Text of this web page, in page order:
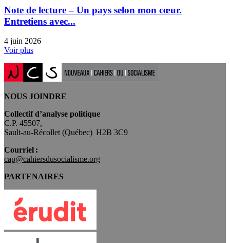
Note de lecture – Un pays selon mon cœur.
Entretiens avec...
4 juin 2026
Voir plus
NOUS JOINDRE
Collectif d’analyse politique
C.P. 45507,
Sault-au-Récollet (Québec) H2B 3C9
Courriel :
cap@cahiersdusocialisme.org
PARTENAIRES